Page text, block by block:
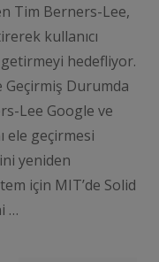
Tim Berners-Lee,
kullanıcı
hedefliyor.
Geçirmiş Durumda
Lee Google ve
ele geçirmesi
yeniden
için MIT’de Solid
…